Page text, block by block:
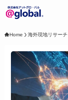
Home 海外現地リサーチ